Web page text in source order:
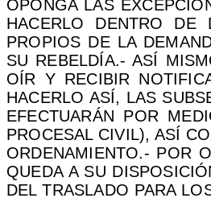
OPONGA LAS
HACERLO DENTRO
PROPIOS DE LA
SU REBELDÍA.- ASÍ
OÍR Y RECIBIR
HACERLO ASÍ, LAS
EFECTUARÁN POR
PROCESAL CIVIL), ASÍ
ORDENAMIENTO.- POR
QUEDA A SU
DEL TRASLADO PARA